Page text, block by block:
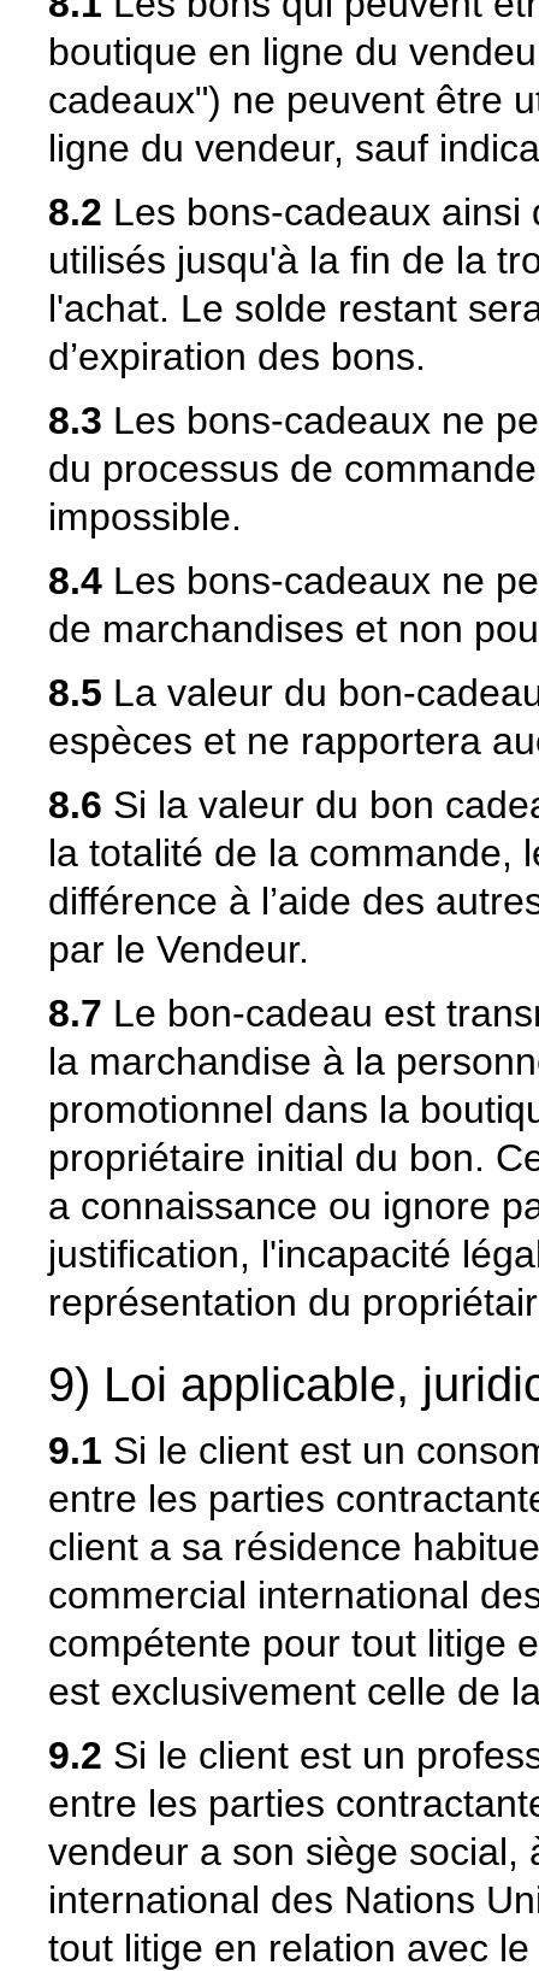
boutique en ligne du
cadeaux") ne peuvent être
ligne du vendeur, sauf
8.2 Les bons-cadeaux
utilisés jusqu'à la fin de la
l'achat. Le solde restant
d’expiration des bons.
8.3 Les bons-cadeaux ne
du processus de
impossible.
8.4 Les bons-cadeaux ne
de marchandises et non
8.5 La valeur du bon-
espèces et ne rapportera
8.6 Si la valeur du bon
la totalité de la commande,
différence à l’aide des
par le Vendeur.
8.7 Le bon-cadeau est
la marchandise à la
promotionnel dans la
propriétaire initial du bon.
a connaissance ou ignore
justification, l'incapacité
représentation du
9) Loi applicable,
9.1 Si le client est un
entre les parties
client a sa résidence
commercial international
compétente pour tout litige
est exclusivement celle de
9.2 Si le client est un
entre les parties
vendeur a son siège social,
international des Nations
tout litige en relation avec